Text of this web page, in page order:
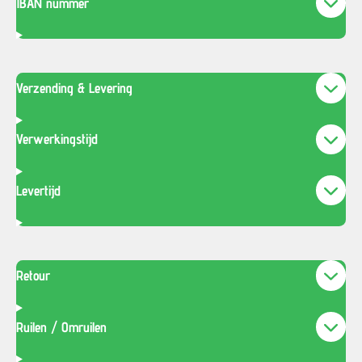
Verzending & Levering
Verwerkingstijd
Levertijd
Retour
Ruilen / Omruilen